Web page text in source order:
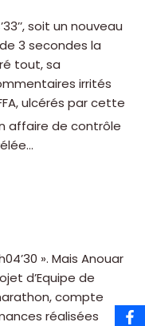
soit un nouveau
3 secondes la
tout, sa
irrités
ulcérés par cette
affaire de contrôle
». Mais Anouar
d’Equipe de
compte
réalisées